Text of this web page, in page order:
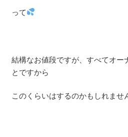
って
結構なお値段ですが、すべてオー
とですから
このくらいはするのかもしれませ